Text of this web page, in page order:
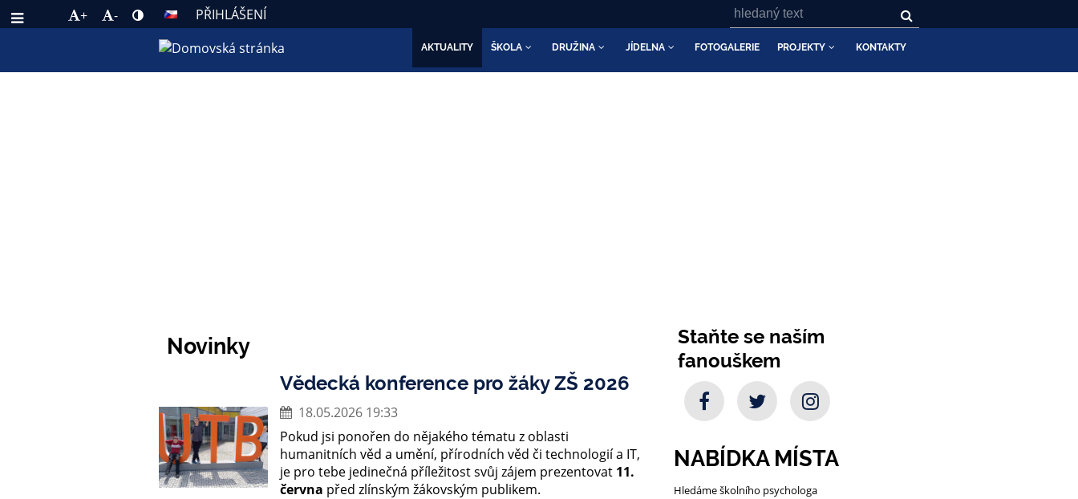
+ - PŘIHLÁŠENÍ
AKTUALITY ŠKOLA DRUŽINA JÍDELNA FOTOGALERIE PROJEKTY KONTAKTY
Novinky
Vědecká konference pro žáky ZŠ 2026
18.05.2026 19:33
Pokud jsi ponořen do nějakého tématu z oblasti
humanitních věd a umění, přírodních věd či technologií a IT,
je pro tebe jedinečná příležitost svůj zájem prezentovat 11.
června před zlínským žákovským publikem.
Staňte se naším
fanouškem
NABÍDKA MÍSTA
Hledáme školního psychologa